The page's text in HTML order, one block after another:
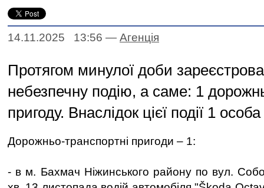
14.11.2025 13:56 — Агенцiя
Протягом минулої доби
небезпечну подію, а саме: 1
пригоду. Внаслідок цієї події 1
Дорожньо-транспортні пригоди – 1:
- в м. Бахмач Ніжинського району по вул.